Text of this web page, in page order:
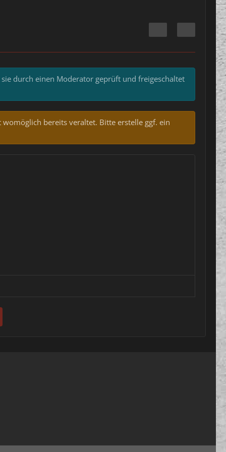
durch einen Moderator geprüft und freigeschaltet
bereits veraltet. Bitte erstelle ggf. ein